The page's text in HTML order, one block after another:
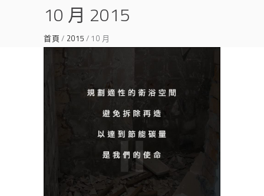
10 月 2015
首頁 2015 10 月